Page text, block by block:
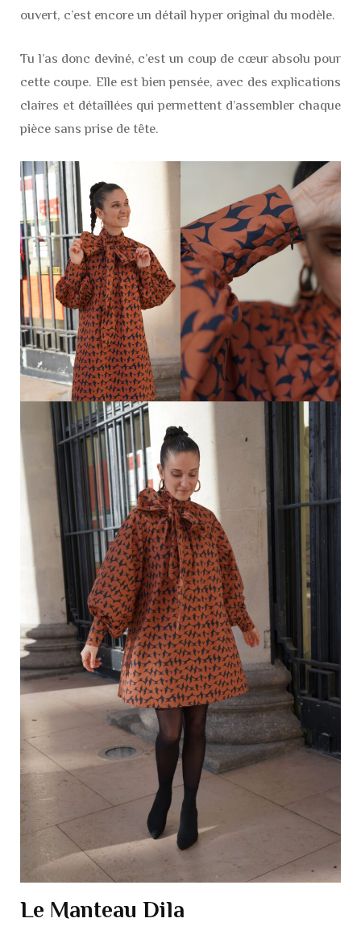
ouvert, c’est encore un détail hyper original du modèle.
Tu l’as donc deviné, c’est un coup de cœur absolu pour
cette coupe. Elle est bien pensée, avec des explications
claires et détaillées qui permettent d’assembler chaque
pièce sans prise de tête.
Le Manteau Dila